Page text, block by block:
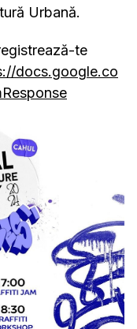
Urbană.
te
docs.google.co